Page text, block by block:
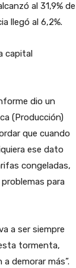
al 31,9% de
llegó al 6,2%.
capital
dio un
(Producción)
que cuando
ese dato
congeladas,
para
a ser siempre
tormenta,
demorar más”.